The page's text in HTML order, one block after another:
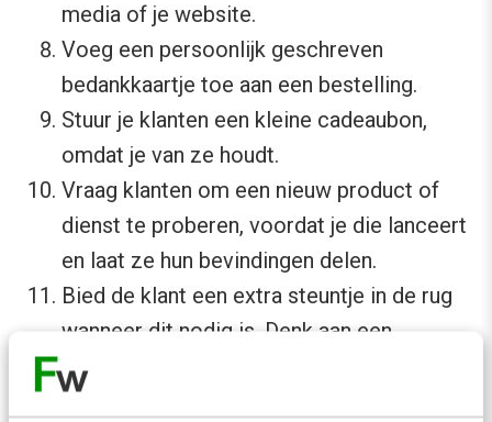
media of je website.
Voeg een persoonlijk geschreven
bedankkaartje toe aan een bestelling.
Stuur je klanten een kleine cadeaubon,
omdat je van ze houdt.
Vraag klanten om een nieuw product of
dienst te proberen, voordat je die lanceert
en laat ze hun bevindingen delen.
Bied de klant een extra steuntje in de rug
wanneer dit nodig is. Denk aan een
persoonlijk gesprek en echt even
interesse tonen, een extra consult of een